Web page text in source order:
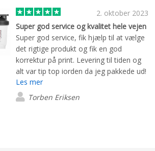
2. oktober 2023
Super god service og kvalitet hele vejen
Super god service, fik hjælp til at vælge
det rigtige produkt og fik en god
korrektur på print. Levering til tiden og
alt var tip top iorden da jeg pakkede ud!
Les mer
Torben Eriksen